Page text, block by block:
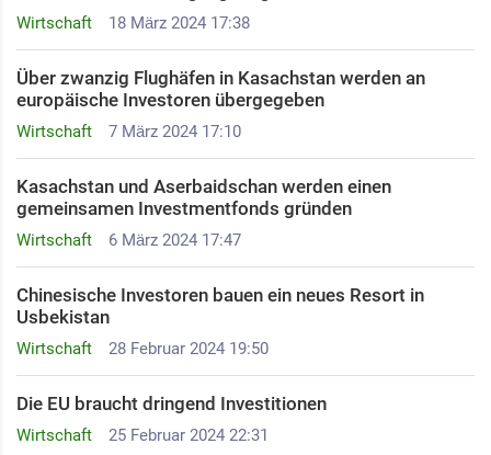
Wirtschaft 18 März 2024 17:38
Wirtschaft 7 März 2024 17:10
Über zwanzig Flughäfen in Kasachstan werden an
europäische Investoren übergegeben
Wirtschaft 6 März 2024 17:47
Kasachstan und Aserbaidschan werden einen
gemeinsamen Investmentfonds gründen
Wirtschaft 28 Februar 2024 19:50
Chinesische Investoren bauen ein neues Resort in
Usbekistan
Wirtschaft 25 Februar 2024 22:31
Die EU braucht dringend Investitionen